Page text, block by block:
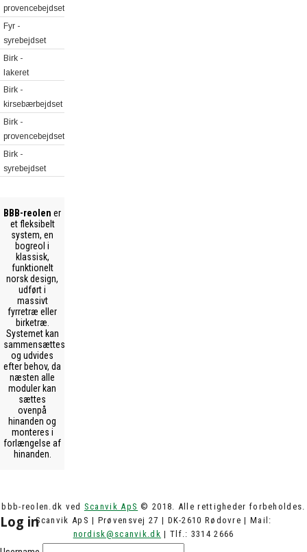
provencebejdset
Fyr -
syrebejdset
Birk -
lakeret
Birk -
kirsebærbejdset
Birk -
provencebejdset
Birk -
syrebejdset
BBB-reolen er
et fleksibelt
system, en
bogreol i
klassisk,
funktionelt
norsk design,
udført i
massivt
fyrretræ eller
birketræ.
Systemet kan
sammensættes
og udvides
efter behov, da
næsten alle
moduler kan
sættes
ovenpå
hinanden og
monteres i
forlængelse af
hinanden.
bbb-reolen.dk ved Scanvik ApS © 2018. Alle rettigheder forbeholdes.
Scanvik ApS | Prøvensvej 27 | DK-2610 Rødovre | Mail:
nordisk@scanvik.dk | Tlf.: 3314 2666
Log in